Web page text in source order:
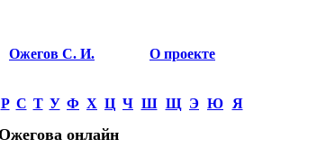
Ожегов С. И. О проекте
Р С Т У Ф Х Ц Ч Ш Щ Э Ю Я
онлайн